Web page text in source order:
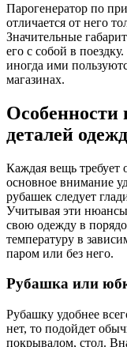
Парогенератор по
отличается от него
Значительные
его с собой в
иногда ими
магазинах.
Особенности
деталей
Каждая вещь требует
основное внимание
рубашек следует
Учитывая эти
свою одежду в
температуру в
паром или без него.
Рубашка или
Рубашку удобнее
нет, то подойдет
покрывалом, стол.